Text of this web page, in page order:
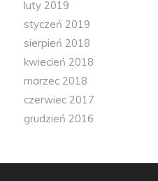
luty 2019
styczeń 2019
sierpień 2018
kwiecień 2018
marzec 2018
czerwiec 2017
grudzień 2016